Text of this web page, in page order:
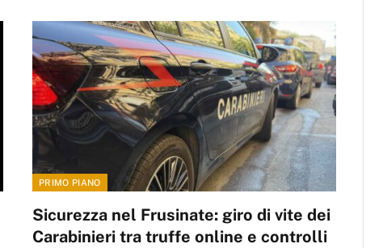
PRIMO PIANO
Sicurezza nel Frusinate: giro di vite dei
Carabinieri tra truffe online e controlli